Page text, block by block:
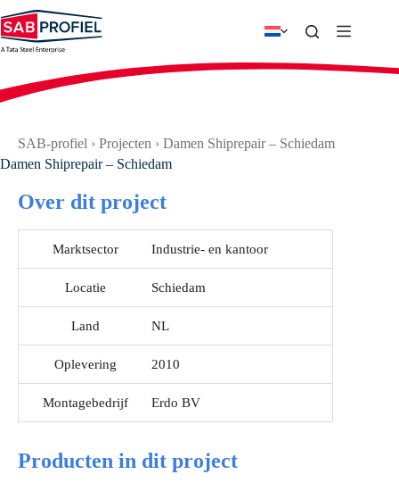
naar
de
inhoud
SAB-profiel › Projecten › Damen Shiprepair – Schiedam
Damen Shiprepair – Schiedam
Over dit project
Marktsector Industrie- en kantoor
Locatie Schiedam
Land NL
Oplevering 2010
Montagebedrijf Erdo BV
Producten in dit project